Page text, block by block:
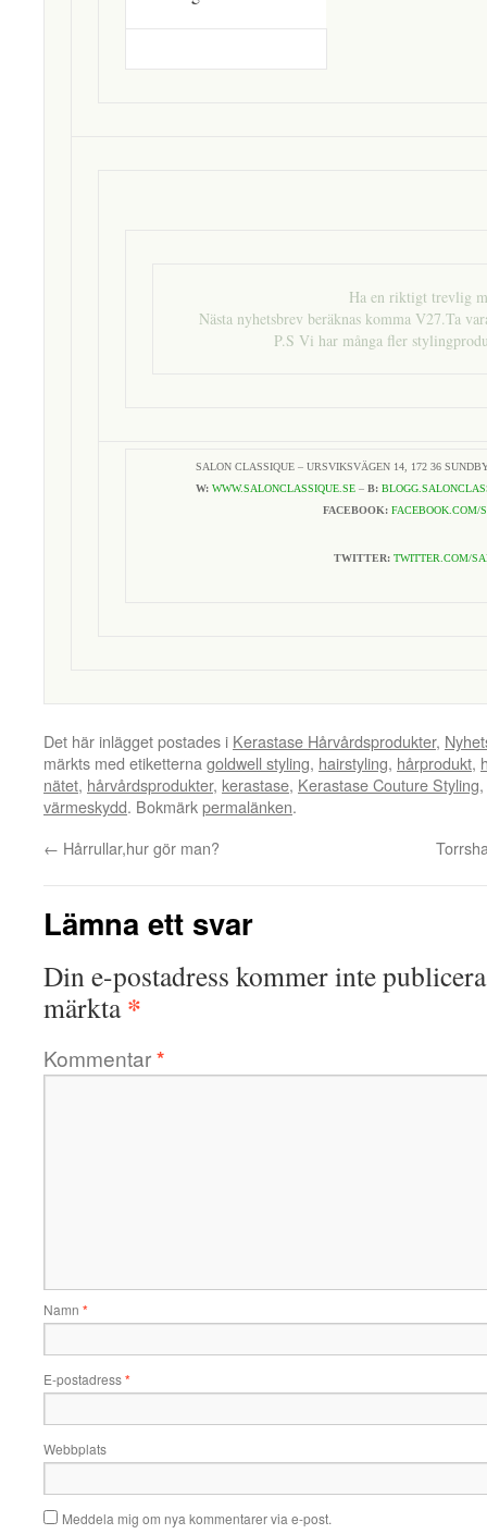
Ha en riktigt trevlig
Nästa nyhetsbrev beräknas komma V27.Ta
P.S Vi har många fler
SALON CLASSIQUE – URSVIKSVÄGEN 14, 172 36
W: WWW.SALONCLASSIQUE.SE – B:
FACEBOOK: FACEBOOK.COM/
TWITTER: TWITTER.COM/
Det här inlägget postades i Kerastase Hårvårdsprodukter,
märkts med etiketterna goldwell styling, hairstyling, hårprodukt,
nätet, hårvårdsprodukter, kerastase, Kerastase Couture Styling,
värmeskydd. Bokmärkpermalänken.
← Hårrullar,hur gör man?
Lämna ett svar
Din e-postadress kommer inte
märkta*
Kommentar*
Namn *
E-postadress*
Webbplats
Meddela mig om nya kommentarer via e-post.